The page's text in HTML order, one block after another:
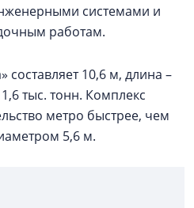
системами и
работам.
10,6 м, длина –
тыс. тонн. Комплекс
метро быстрее, чем
5,6 м.